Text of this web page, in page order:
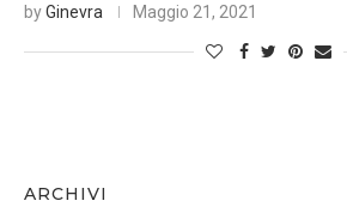
byGinevra Maggio 21, 2021
ARCHIVI